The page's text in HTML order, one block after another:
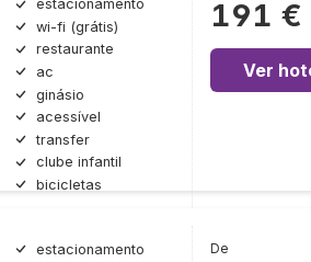
estacionamento
wi-fi (grátis)
restaurante
ac
ginásio
acessível
transfer
clube infantil
bicicletas
191 €
Ver
estacionamento
De